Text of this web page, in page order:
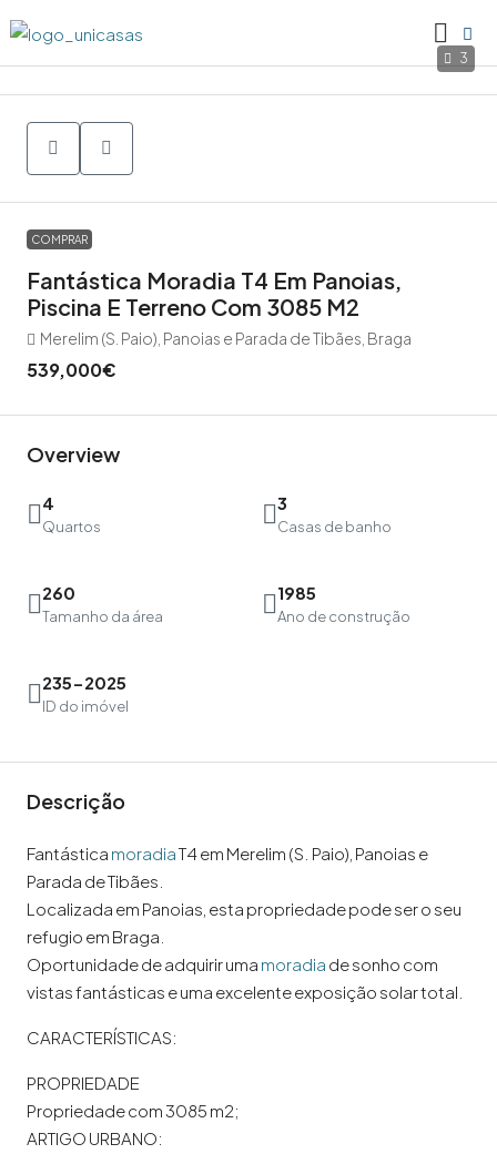
3
COMPRAR
Fantástica Moradia T4 Em Panoias,
Piscina E Terreno Com 3085 M2
Merelim (S. Paio), Panoias e Parada de Tibães, Braga
539,000€
Overview
4
Quartos
3
Casas de banho
260
Tamanho da área
1985
Ano de construção
235-2025
ID do imóvel
Descrição
Fantástica moradiaT4 em Merelim (S. Paio), Panoias e
Parada de Tibães.
Localizada em Panoias, esta propriedade pode ser o seu
refugio em Braga.
Oportunidade de adquirir uma moradia de sonho com
vistas fantásticas e uma excelente exposição solar total.
CARACTERÍSTICAS:
PROPRIEDADE
Propriedade com 3085 m2;
ARTIGO URBANO: